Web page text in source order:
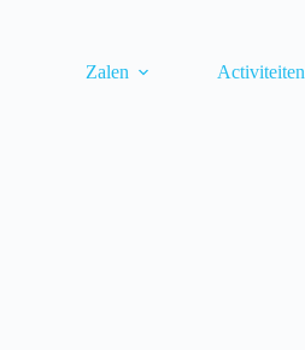
Zalen Activiteiten